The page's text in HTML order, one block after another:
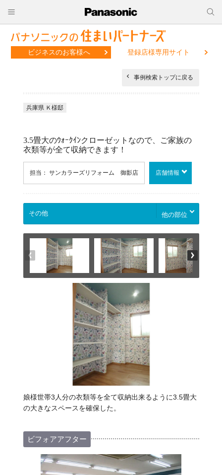
ビジネスのお客様へ 登録店様専用サイト
事例検索トップに戻る
兵庫県 Ｋ様邸
3.5畳大のｳｫｰｸｲﾝクローゼットなので、ご家族の
衣類等が全て収納できます！
担当： サンカラーズリフォーム 御影店 店舗情報
他の部位
娘様世帯3人分の衣類等を全て収納出来るように3.5畳大
の大きなスペースを確保した。
ビフォアアフター